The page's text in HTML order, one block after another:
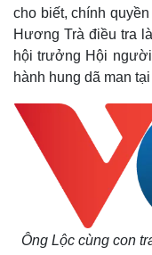
cho biết, chính
Hương Trà điều tra
hội trưởng Hội
hành hung dã man
Ông Lộc cùng con